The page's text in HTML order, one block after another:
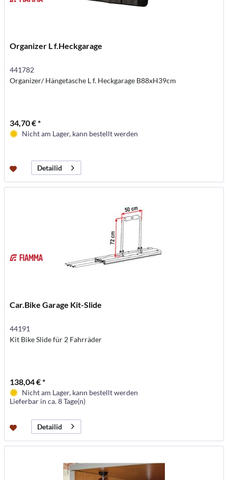
Organizer L f.Heckgarage
441782
Organizer/ Hängetasche L f. Heckgarage B88xH39cm
34,70 € *
Nicht am Lager, kann bestellt werden
Detailid
Car.Bike Garage Kit-Slide
44191
Kit Bike Slide für 2 Fahrräder
138,04 € *
Nicht am Lager, kann bestellt werden
Lieferbar in ca. 8 Tage(n)
Detailid